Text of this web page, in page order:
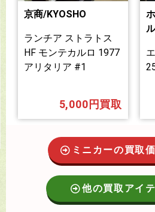
京商/KYOSHO
ランチア ストラトス
HF モンテカルロ 1977
アリタリア #1
5,000円買取
ミニカーの買取
他の買取アイ